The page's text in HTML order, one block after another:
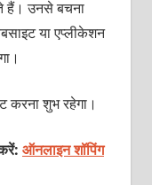
हैं। उनसे बचना
या एप्लीकेशन
करना शुभ रहेगा।
ऑनलाइन शॉपिंग